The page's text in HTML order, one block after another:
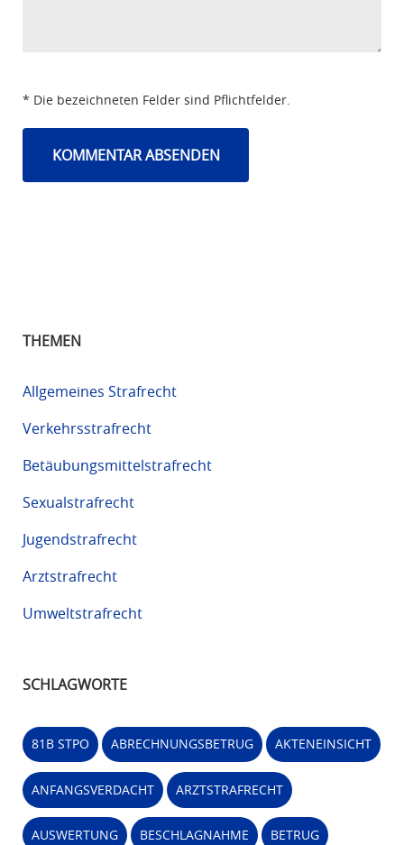
* Die bezeichneten Felder sind Pflichtfelder.
THEMEN
Allgemeines Strafrecht
Verkehrsstrafrecht
Betäubungsmittelstrafrecht
Sexualstrafrecht
Jugendstrafrecht
Arztstrafrecht
Umweltstrafrecht
SCHLAGWORTE
81B STPO ABRECHNUNGSBETRUG AKTENEINSICHT
ANFANGSVERDACHT ARZTSTRAFRECHT
AUSWERTUNG BESCHLAGNAHME BETRUG